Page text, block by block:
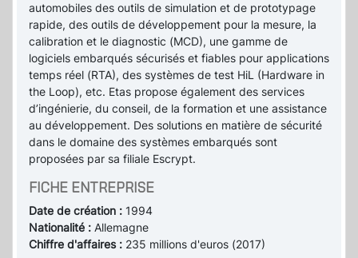
automobiles des outils de simulation et de prototypage
rapide, des outils de développement pour la mesure, la
calibration et le diagnostic (MCD), une gamme de
logiciels embarqués sécurisés et fiables pour applications
temps réel (RTA), des systèmes de test HiL (Hardware in
the Loop), etc. Etas propose également des services
d’ingénierie, du conseil, de la formation et une assistance
au développement. Des solutions en matière de sécurité
dans le domaine des systèmes embarqués sont
proposées par sa filiale Escrypt.
FICHE ENTREPRISE
Date de création : 1994
Nationalité : Allemagne
Chiffre d'affaires : 235 millions d'euros (2017)